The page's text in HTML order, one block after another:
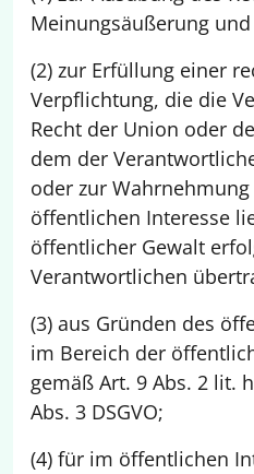
Meinungsäußerung
(2) zur Erfüllung einer
Verpflichtung, die die
Recht der Union oder
dem der
oder zur
öffentlichen Interesse
öffentlicher Gewalt
Verantwortlichen
(3) aus Gründen des
im Bereich der
gemäß Art. 9 Abs. 2 lit.
Abs. 3 DSGVO;
(4) für im öffentlichen